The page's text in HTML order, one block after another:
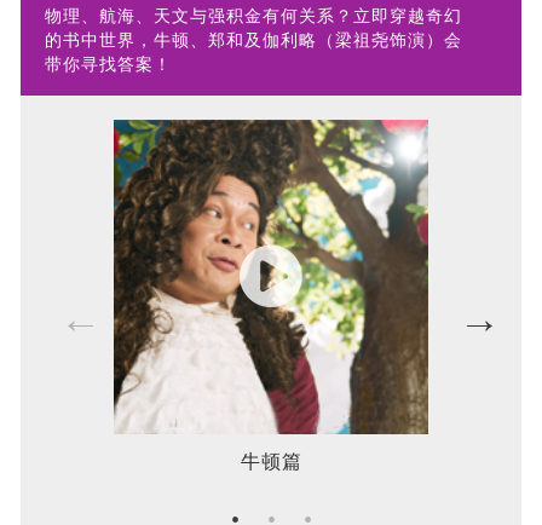
物理、航海、天文与强积金有何关系？立即穿越奇幻
的书中世界，牛顿、郑和及伽利略（梁祖尧饰演）会
带你寻找答案！
牛顿篇